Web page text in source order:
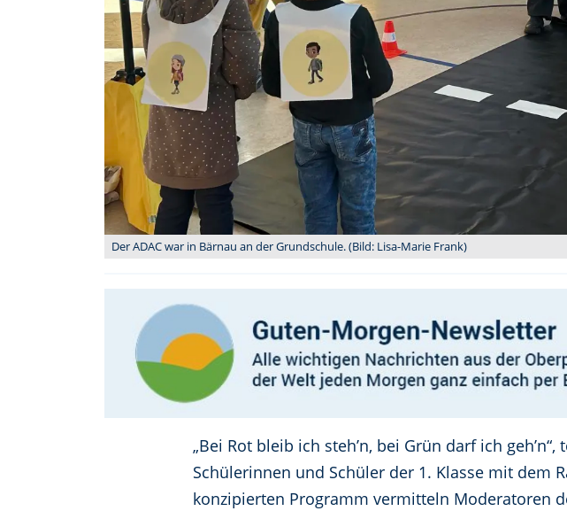
Der ADAC war in Bärnau an der Grundschule. (Bild: Lisa-Marie Frank)
„Bei Rot bleib ich steh’n, bei Grün darf ich
Schülerinnen und Schüler der 1. Klasse mit dem
konzipierten Programm vermitteln Moderatoren